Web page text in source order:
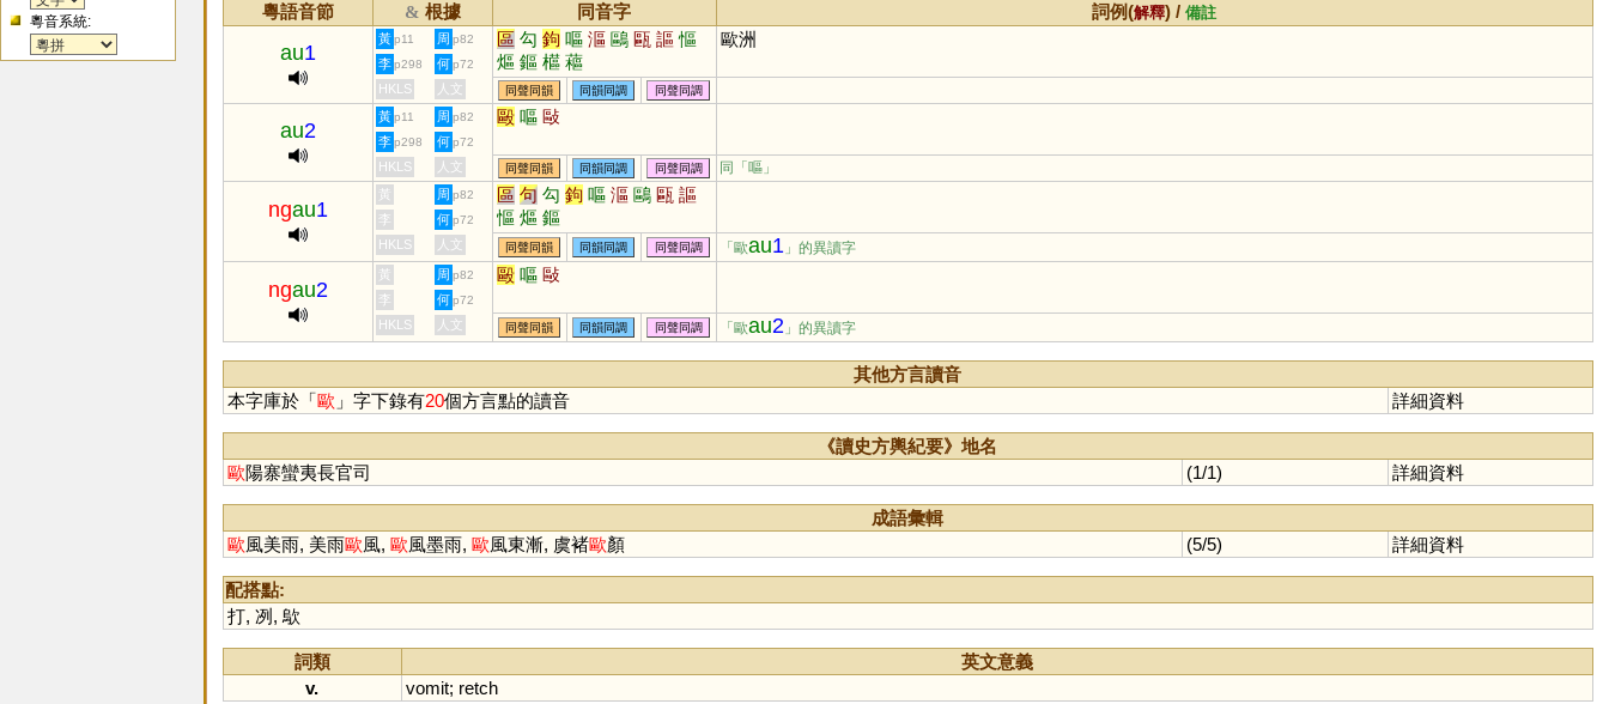
粵音系統: 粵語音節 & 根據 同音字 詞例(解釋) /備註
au1
黃 p11 周 p82 區 勾 鉤 嘔 漚 鷗 甌 謳 慪
熰 鏂 櫙 藲
歐洲
李 p298 何 p72
HKLS 人文 同聲同韻 同韻同調 同聲同調
au2
黃 p11 周 p82 毆 嘔 敺
李 p298 何 p72
HKLS 人文 同聲同韻 同韻同調 同聲同調 同「嘔 」
ngau1
黃 周 p82 區 句 勾 鉤 嘔 漚 鷗 甌 謳
慪 熰 鏂
李 何 p72
HKLS 人文 同聲同韻 同韻同調 同聲同調 「歐au1 」的異讀字
ngau2
黃 周 p82 毆 嘔 敺
李 何 p72
HKLS 人文 同聲同韻 同韻同調 同聲同調 「歐au2 」的異讀字
其他方言讀音
本字庫於「歐 」字下錄有20個方言點的讀音 詳細資料
《讀史方輿紀要》地名
歐陽寨蠻夷長官司 (1/1) 詳細資料
成語彙輯
歐風美雨, 美雨歐風, 歐風墨雨, 歐風東漸, 虞褚歐顏 (5/5) 詳細資料
配搭點:
打, 冽 , 歍
詞類
英文意義
v.
vomit; retch